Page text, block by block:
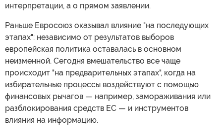
интерпретации, а о прямом заявлении.
Раньше Евросоюз оказывал влияние "на последующих
этапах": независимо от результатов выборов
европейская политика оставалась в основном
неизменной. Сегодня вмешательство все чаще
происходит "на предварительных этапах", когда на
избирательные процессы воздействуют с помощью
финансовых рычагов — например, замораживания или
разблокирования средств ЕС — и инструментов
влияния на информацию.